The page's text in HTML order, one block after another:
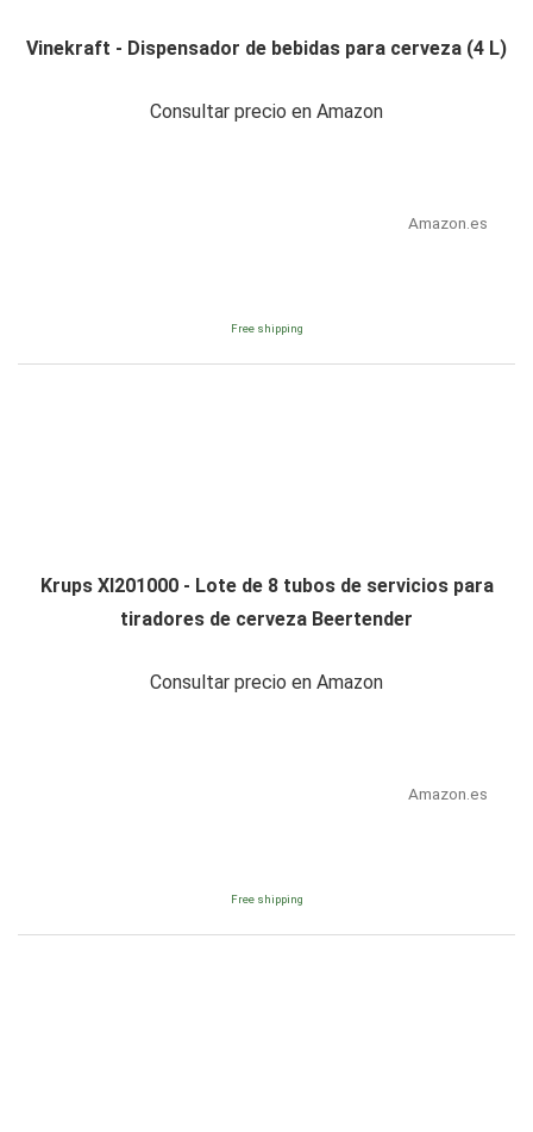
Vinekraft - Dispensador de bebidas para cerveza (4 L)
Consultar precio en Amazon
Amazon.es
Free shipping
Krups XI201000 - Lote de 8 tubos de servicios para
tiradores de cerveza Beertender
Consultar precio en Amazon
Amazon.es
Free shipping